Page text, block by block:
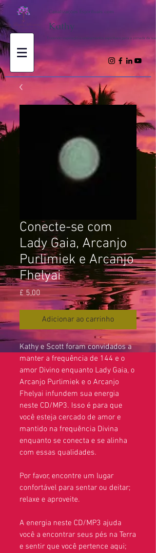
Kathy
Canalizações Espirituais com
Trazendo inspiração e ensinamentos espirituais para a jornada da sua
Conecte-se com
Lady Gaia, Arcanjo
Purlimiek e Arcanjo
Fhelyai
£ 5,00Preço
Adicionar ao carrinho
Kathy e Scott foram convidados a
manter a frequência de 144 e o
amor Divino enquanto Lady Gaia, o
Arcanjo Purlimiek e o Arcanjo
Fhelyai infundem sua energia
neste CD/MP3. Isso é para que
você esteja cercado de amor e
mantido na frequência Divina
enquanto se conecta e se alinha
com essas qualidades.
Por favor, encontre um lugar
confortável para sentar ou deitar;
relaxe e aproveite.
A energia neste CD/MP3 ajuda
você a encontrar seus pés na Terra
e sentir que você pertence aqui;